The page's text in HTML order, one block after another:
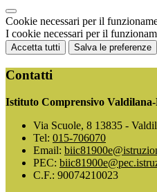
Cookie necessari per il
I cookie necessari per il
Accetta tutti Salva le preferenze
Contatti
Istituto Comprensivo
Via Scuole, 8 13835 -
Tel: 015-706070
Email:
PEC:
C.F.: 90074210023